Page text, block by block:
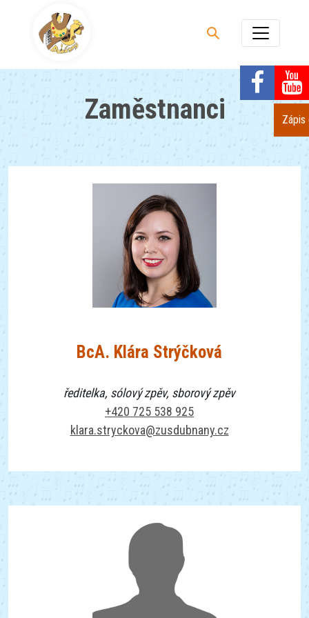
Zápis
Zaměstnanci
BcA. Klára Strýčková
ředitelka, sólový zpěv, sborový zpěv
+420 725 538 925
klara.stryckova@zusdubnany.cz